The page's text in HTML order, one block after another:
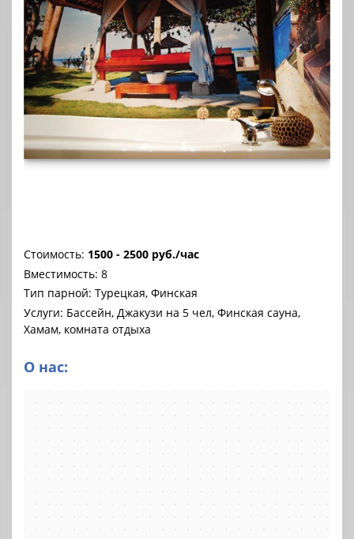
Стоимость: 1500 - 2500 руб./час
Вместимость: 8
Тип парной: Турецкая, Финская
Услуги: Бассейн, Джакузи на 5 чел, Финская сауна,
Хамам, комната отдыха
О нас: